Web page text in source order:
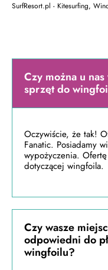
SurfResort.pl - Kitesurfing,
Czy można u
sprzęt do
Oczywiście, że tak!
Fanatic. Posiadamy
wypożyczenia.
dotyczącej wingfoila.
Czy wasze
odpowiedni do
wingfoilu?